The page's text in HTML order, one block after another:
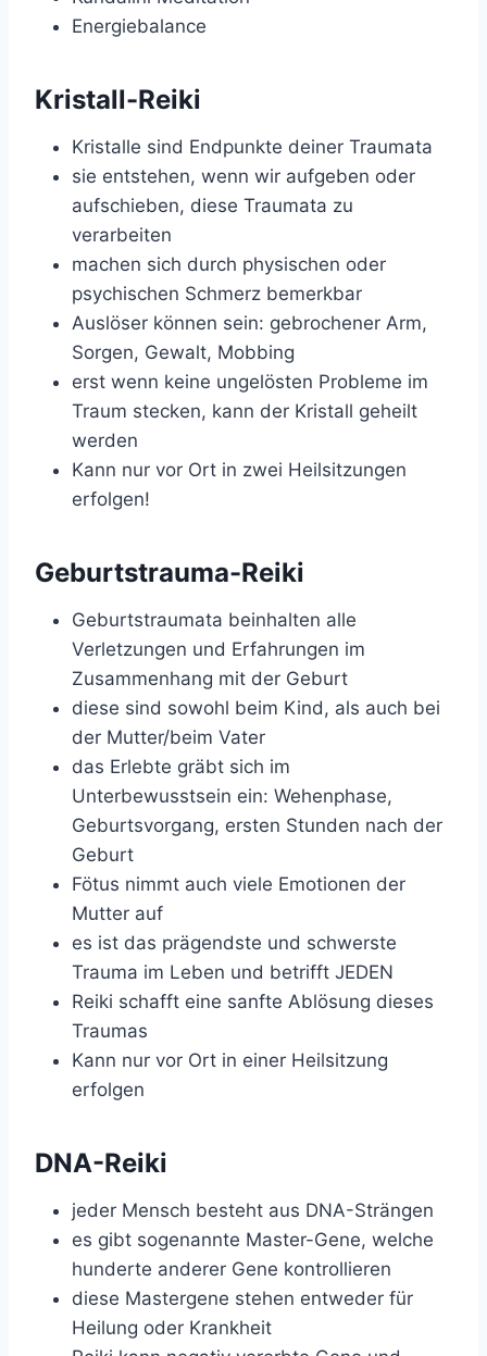
Energiebalance
Kristall-Reiki
Kristalle sind Endpunkte deiner Traumata
sie entstehen, wenn wir aufgeben oder
aufschieben, diese Traumata zu
verarbeiten
machen sich durch physischen oder
psychischen Schmerz bemerkbar
Auslöser können sein: gebrochener Arm,
Sorgen, Gewalt, Mobbing
erst wenn keine ungelösten Probleme im
Traum stecken, kann der Kristall geheilt
werden
Kann nur vor Ort in zwei Heilsitzungen
erfolgen!
Geburtstrauma-Reiki
Geburtstraumata beinhalten alle
Verletzungen und Erfahrungen im
Zusammenhang mit der Geburt
diese sind sowohl beim Kind, als auch bei
der Mutter/beim Vater
das Erlebte gräbt sich im
Unterbewusstsein ein: Wehenphase,
Geburtsvorgang, ersten Stunden nach der
Geburt
Fötus nimmt auch viele Emotionen der
Mutter auf
es ist das prägendste und schwerste
Trauma im Leben und betrifft JEDEN
Reiki schafft eine sanfte Ablösung dieses
Traumas
Kann nur vor Ort in einer Heilsitzung
erfolgen
DNA-Reiki
jeder Mensch besteht aus DNA-Strängen
es gibt sogenannte Master-Gene, welche
hunderte anderer Gene kontrollieren
diese Mastergene stehen entweder für
Heilung oder Krankheit